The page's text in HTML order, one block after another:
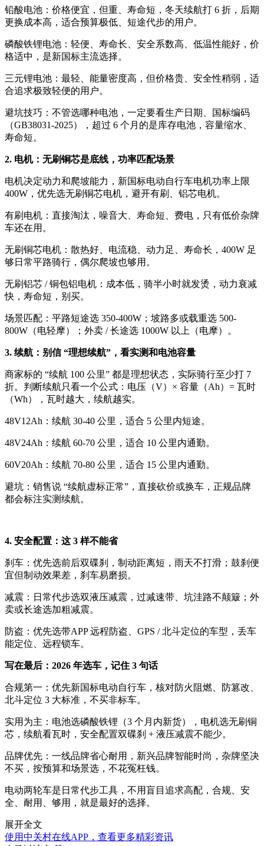
铅酸电池：价格便宜，但重、寿命短，冬天续航打 6 折，后期
更换成本高，适合预算极低、短途代步的用户。
磷酸铁锂电池：轻便、寿命长、安全系数高、低温性能好，价
格适中，是新国标主流选择。
三元锂电池：最轻、能量密度高，但价格贵、安全性稍弱，适
合追求极致轻便的用户。
避坑技巧：不管选哪种电池，一定要看生产日期、国标编码
（GB38031-2025），超过 6 个月的是库存电池，容量缩水、
寿命短。
2. 电机：无刷铜芯是底线，功率匹配场景
电机决定动力和爬坡能力，新国标电动自行车电机功率上限
400W，优先选无刷铜芯电机，避开有刷、铝芯电机。
有刷电机：直接淘汰，噪音大、寿命短、费电，只有低价杂牌
车还在用。
无刷铜芯电机：散热好、电流稳、动力足、寿命长，400W 足
够日常平路骑行，偶尔爬坡也够用。
无刷铝芯 / 铜包铝电机：成本低，骑半小时就发烫，动力衰减
快，寿命短，别买。
场景匹配：平路短途选 350-400W；坡路多或载重选 500-
800W（电轻摩）；外卖 / 长途选 1000W 以上（电摩）。
3. 续航：别信 “理想续航”，看实测和电池容量
商家标的 “续航 100 公里” 都是理想状态，实际骑行至少打 7
折。判断续航只看一个公式：电压（V）× 容量（Ah）= 瓦时
（Wh），瓦时越大，续航越实。
48V12Ah：续航 30-40 公里，适合 5 公里内短途。
48V24Ah：续航 60-70 公里，适合 10 公里内通勤。
60V20Ah：续航 70-80 公里，适合 15 公里内通勤。
避坑：销售说 “续航虚标正常”，直接砍价或换车，正规品牌
都会标注实测续航。
4. 安全配置：这 3 样不能省
刹车：优先选前后双碟刹，制动距离短，雨天不打滑；鼓刹便
宜但制动效果差，刹车易磨损。
减震：日常代步选双液压减震，过减速带、坑洼路不颠簸；外
卖或长途选加粗减震。
防盗：优先选带APP 远程防盗、GPS / 北斗定位的车型，丢车
能定位、远程锁车。
写在最后：2026 年选车，记住 3 句话
合规第一：优先新国标电动自行车，核对防火阻燃、防篡改、
北斗定位 3 大标准，不买非标车。
实用为主：电池选磷酸铁锂（3 个月内新货），电机选无刷铜
芯，续航看瓦时，安全配置双碟刹 + 液压减震不能少。
品牌优先：一线品牌省心耐用，新兴品牌智能时尚，杂牌坚决
不买，按预算和场景选，不花冤枉钱。
电动两轮车是日常代步工具，不用盲目追求高配，合规、安
全、耐用、够用，就是最好的选择。
展开全文
使用中关村在线APP，查看更多精彩资讯